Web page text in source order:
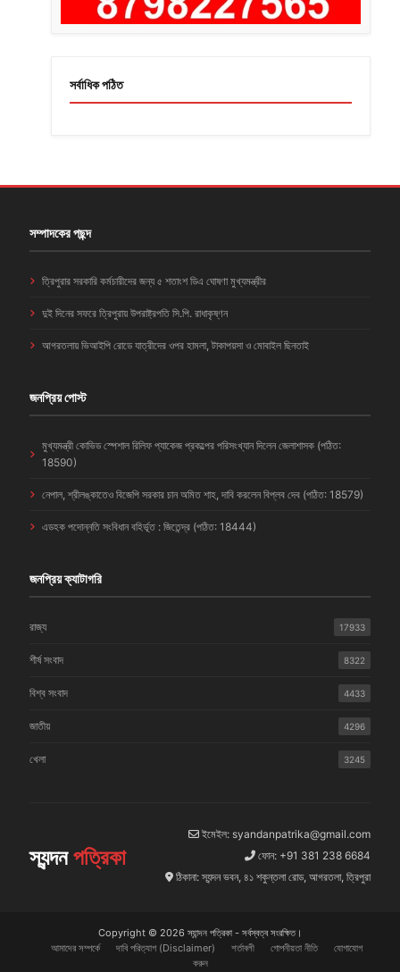
সর্বাধিক পঠিত
সম্পাদকের পছন্দ
ত্রিপুরার সরকারি কর্মচারীদের জন্য ৫ শতাংশ ডিএ ঘোষণা মুখ্যমন্ত্রীর
দুই দিনের সফরে ত্রিপুরায় উপরাষ্ট্রপতি সি.পি. রাধাকৃষ্ণন
আগরতলায় ভিআইপি রোডে যাত্রীদের ওপর হামলা, টাকাপয়সা ও মোবাইল ছিনতাই
জনপ্রিয় পোস্ট
মুখ্যমন্ত্রী কোভিড স্পেশাল রিলিফ প্যাকেজ প্রকল্পের পরিসংখ্যান দিলেন জেলাশাসক (পঠিত:
18590)
নেপাল, শ্রীলঙ্কাতেও বিজেপি সরকার চান অমিত শাহ, দাবি করলেন বিপ্লব দেব (পঠিত: 18579)
এডহক পদোন্নতি সংবিধান বহির্ভূত : জিতেন্দ্র (পঠিত: 18444)
জনপ্রিয় ক্যাটাগরি
রাজ্য 17933
শীর্ষ সংবাদ 8322
বিশ্ব সংবাদ 4433
জাতীয় 4296
খেলা 3245
স্যন্দনপত্রিকা
ইমেইল: syandanpatrika@gmail.com
ফোন: +91 381 238 6684
ঠিকানা: স্যন্দন ভবন, ৪১ শকুন্তলা রোড, আগরতলা, ত্রিপুরা
Copyright © 2026 স্যান্দন পত্রিকা - সর্বস্বত্ব সংরক্ষিত।
আমাদের সম্পর্কে
দাবি পরিত্যাগ (Disclaimer) শর্তাবলী গোপনীয়তা নীতি
যোগাযোগ
করুন